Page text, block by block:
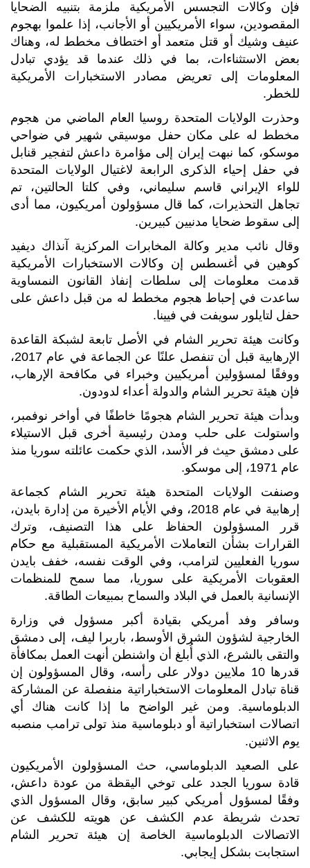
فإن وكالات التجسس الأمريكية ملزمة بتنبيه الضحايا
المقصودين، سواء الأمريكيين أو الأجانب، إذا علموا بهجوم
عنيف وشيك أو قتل متعمد أو اختطاف مخطط له، وهناك
بعض الاستثناءات، بما في ذلك عندما قد يؤدي تبادل
المعلومات إلى تعريض مصادر الاستخبارات الأمريكية
للخطر.
وحذرت الولايات المتحدة روسيا العام الماضي من هجوم
مخطط له على مكان حفل موسيقي شهير في ضواحي
موسكو، كما نبهت إيران إلى مؤامرة داعش لتفجير قنابل
في حفل إحياء الذكرى الرابعة لاغتيال الولايات المتحدة
للواء الإيراني قاسم سليماني، وفي كلتا الحالتين، تم
تجاهل التحذيرات، كما قال مسؤولون أمريكيون، مما أدى
إلى سقوط ضحايا مدنيين كبيرين.
وقال نائب مدير وكالة المخابرات المركزية آنذاك ديفيد
كوهين في أغسطس إن وكالات الاستخبارات الأمريكية
قدمت معلومات إلى سلطات إنفاذ القانون النمساوية
ساعدت في إحباط هجوم مخطط له من قبل داعش على
حفل لتايلور سويفت في فيينا.
وكانت هيئة تحرير الشام في الأصل تابعة لشبكة القاعدة
الإرهابية قبل أن تنفصل علنًا عن الجماعة في عام 2017،
ووفقًا لمسؤولين أمريكيين وخبراء في مكافحة الإرهاب،
فإن هيئة تحرير الشام والدولة أعداء لدودون.
وبدأت هيئة تحرير الشام هجومًا خاطفًا في أواخر نوفمبر،
واستولت على حلب ومدن رئيسية أخرى قبل الاستيلاء
على دمشق حيث فر الأسد، الذي حكمت عائلته سوريا منذ
عام 1971، إلى موسكو.
وصنفت الولايات المتحدة هيئة تحرير الشام كجماعة
إرهابية في عام 2018، وفي الأيام الأخيرة من إدارة بايدن،
قرر المسؤولون الحفاظ على هذا التصنيف، وترك
القرارات بشأن التعاملات الأمريكية المستقبلية مع حكام
سوريا الفعليين لترامب، وفي الوقت نفسه، خفف بايدن
العقوبات الأمريكية على سوريا، مما سمح للمنظمات
الإنسانية بالعمل في البلاد والسماح بمبيعات الطاقة.
وسافر وفد أمريكي بقيادة أكبر مسؤول في وزارة
الخارجية لشؤون الشرق الأوسط، باربرا ليف، إلى دمشق
والتقى بالشرع، الذي أُبلغ أن واشنطن أنهت العمل بمكافأة
قدرها 10 ملايين دولار على رأسه، وقال المسؤولون إن
قناة تبادل المعلومات الاستخباراتية منفصلة عن المشاركة
الدبلوماسية. ومن غير الواضح ما إذا كانت هناك أي
اتصالات استخباراتية أو دبلوماسية منذ تولى ترامب منصبه
يوم الاثنين.
على الصعيد الدبلوماسي، حث المسؤولون الأمريكيون
قادة سوريا الجدد على توخي اليقظة من عودة داعش،
وفقًا لمسؤول أمريكي كبير سابق، وقال المسؤول الذي
تحدث شريطة عدم الكشف عن هويته للكشف عن
الاتصالات الدبلوماسية الخاصة إن هيئة تحرير الشام
استجابت بشكل إيجابي.